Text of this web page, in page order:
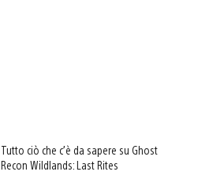
Tutto ciò che c’è da sapere su Ghost
Recon Wildlands: Last Rites